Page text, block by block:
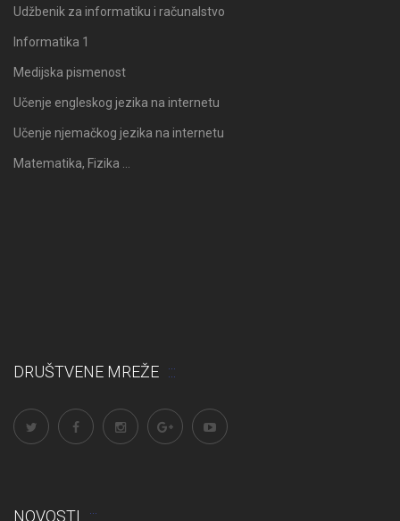
Udžbenik za informatiku i računalstvo
Informatika 1
Medijska pismenost
Učenje engleskog jezika na internetu
Učenje njemačkog jezika na internetu
Matematika, Fizika …
DRUŠTVENE MREŽE
NOVOSTI